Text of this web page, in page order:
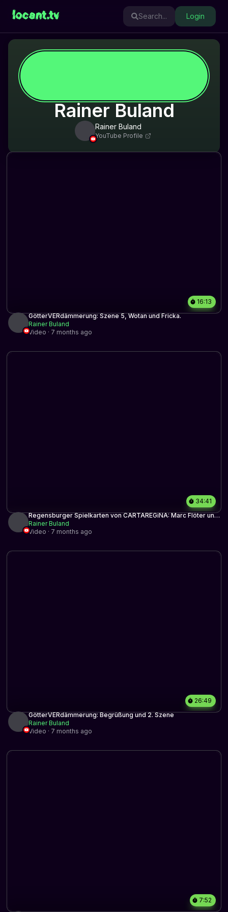
locant.tv Search... Login
Rainer Buland
Rainer Buland
YouTube Profile
16:13
GötterVERdämmerung: Szene 5, Wotan und Fricka.
Rainer Buland
Video · 7 months ago
34:41
Regensburger Spielkarten von CARTAREGiNA: Marc Flöter und
Simon Holmer.
Rainer Buland
Video · 7 months ago
26:49
GötterVERdämmerung: Begrüßung und 2. Szene
Rainer Buland
Video · 7 months ago
7:52